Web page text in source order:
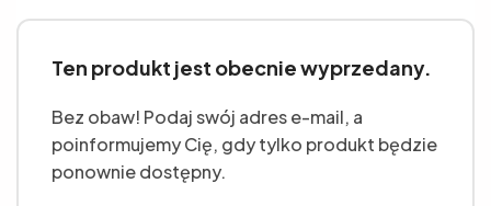
Ten produkt jest obecnie wyprzedany.
Bez obaw! Podaj swój adres e-mail, a
poinformujemy Cię, gdy tylko produkt będzie
ponownie dostępny.